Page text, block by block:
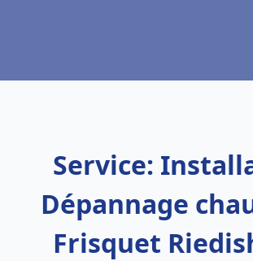
Service:
Dépannage
Frisquet